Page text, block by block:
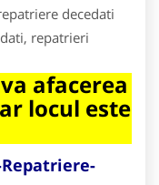
decedati
repatrieri
afacerea
locul este
Repatriere-